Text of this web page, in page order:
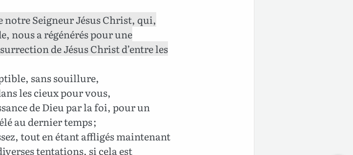
notre Seigneur Jésus Christ, qui,
nous a régénérés pour une
de Jésus Christ d’entre les
sans souillure,
les cieux pour vous,
de Dieu par la foi, pour un
au dernier temps ;
tout en étant affligés maintenant
tentations, si cela est